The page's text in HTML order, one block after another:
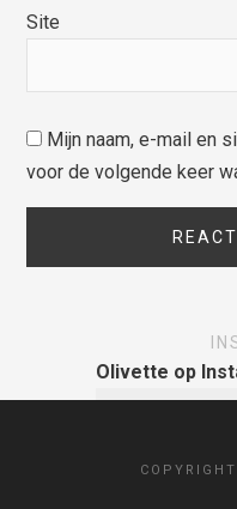
Site
Mijn naam, e-mail en
voor de volgende keer
Olivette op